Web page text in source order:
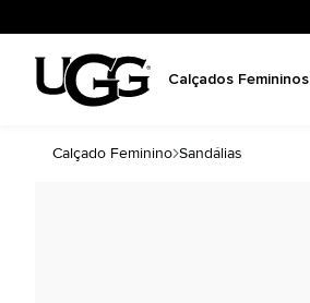
Calçados Femininos
Calçado Feminino Sandálias